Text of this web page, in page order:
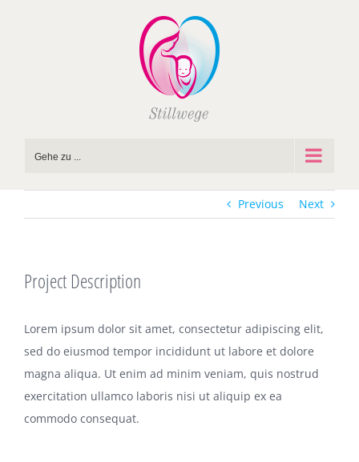
Gehe zu ...
Previous Next
Project Description
Lorem ipsum dolor sit amet, consectetur adipiscing elit,
sed do eiusmod tempor incididunt ut labore et dolore
magna aliqua. Ut enim ad minim veniam, quis nostrud
exercitation ullamco laboris nisi ut aliquip ex ea
commodo consequat.